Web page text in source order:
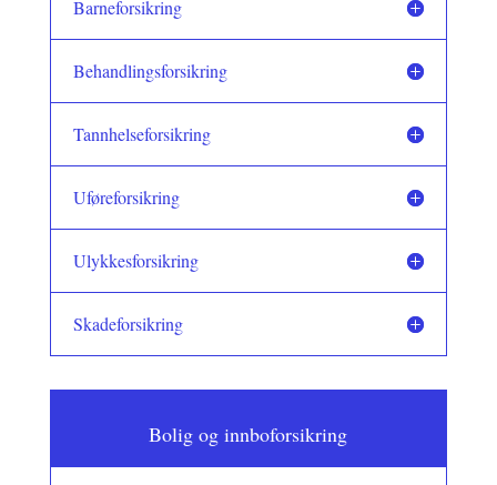
Barneforsikring
Behandlingsforsikring
Tannhelseforsikring
Uføreforsikring
Ulykkesforsikring
Skadeforsikring
Bolig og innboforsikring